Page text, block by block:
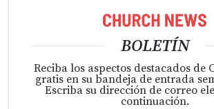
BOLETÍN
Reciba los aspectos destacados de
gratis en su bandeja de entrada
Escriba su dirección de correo
continuación.